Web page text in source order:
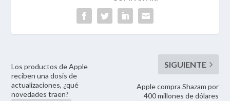
Los productos de Apple
reciben una dosis de
actualizaciones, ¿qué
novedades traen?
Apple compra Shazam por
400 millones de dólares